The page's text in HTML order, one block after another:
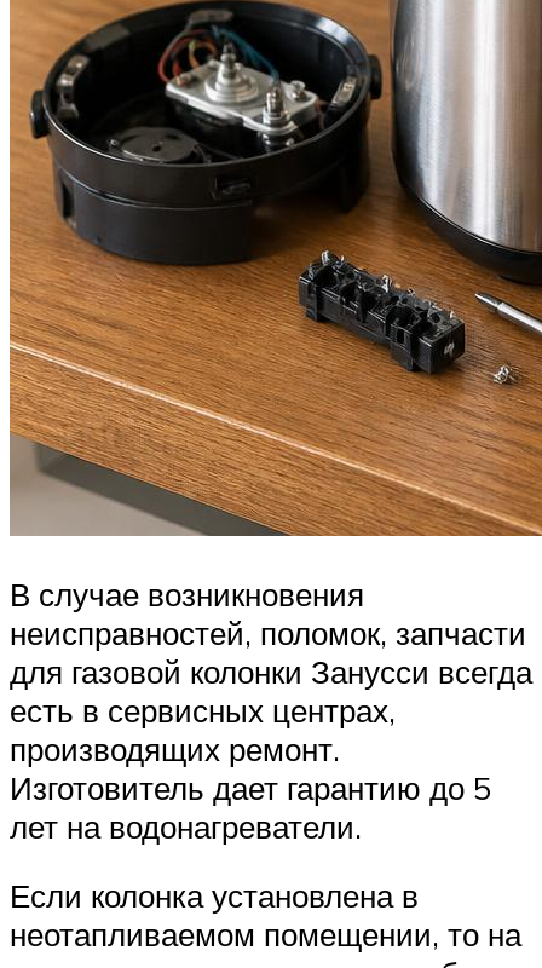
В случае возникновения
неисправностей, поломок, запчасти
для газовой колонки Занусси всегда
есть в сервисных центрах,
производящих ремонт.
Изготовитель дает гарантию до 5
лет на водонагреватели.
Если колонка установлена в
неотапливаемом помещении, то на